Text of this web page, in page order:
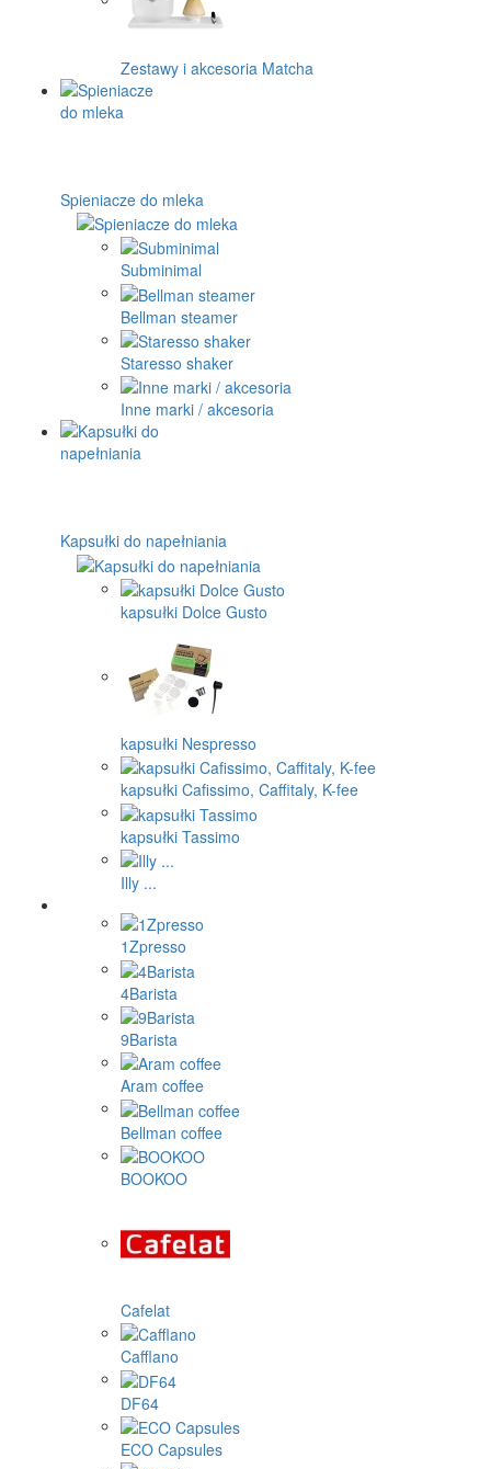
Zestawy i akcesoria Matcha
Spieniacze do mleka
Subminimal
Bellman steamer
Staresso shaker
Inne marki / akcesoria
Kapsułki do napełniania
kapsułki Dolce Gusto
kapsułki Nespresso
kapsułki Cafissimo, Caffitaly, K-fee
kapsułki Tassimo
Illy ...
1Zpresso
4Barista
9Barista
Aram coffee
Bellman coffee
BOOKOO
Cafelat
Cafflano
DF64
ECO Capsules